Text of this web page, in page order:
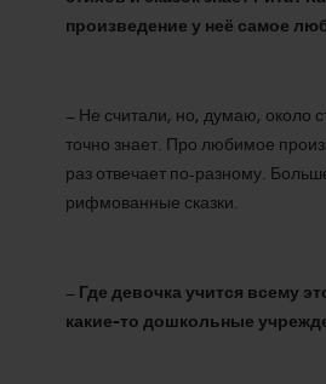
произведение у неё самое
– Не считали, но, думаю, около
точно знает. Про любимое
раз отвечает по-разному.
рифмованные сказки.
– Где девочка учится всему
какие-то дошкольные